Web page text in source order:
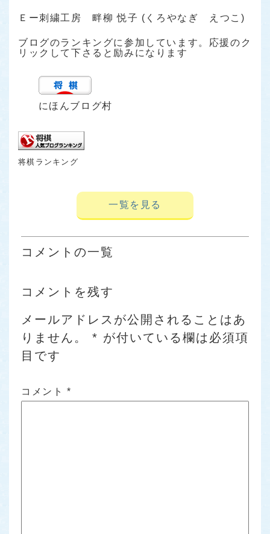
Ｅー刺繍工房 畔柳 悦子 (くろやなぎ えつこ)
ブログのランキングに参加しています。応援のク
リックして下さると励みになります
にほんブログ村
将棋ランキング
一覧を見る
コメントの一覧
コメントを残す
メールアドレスが公開されることはあ
りません。
* が付いている欄は必須項
目です
コメント *